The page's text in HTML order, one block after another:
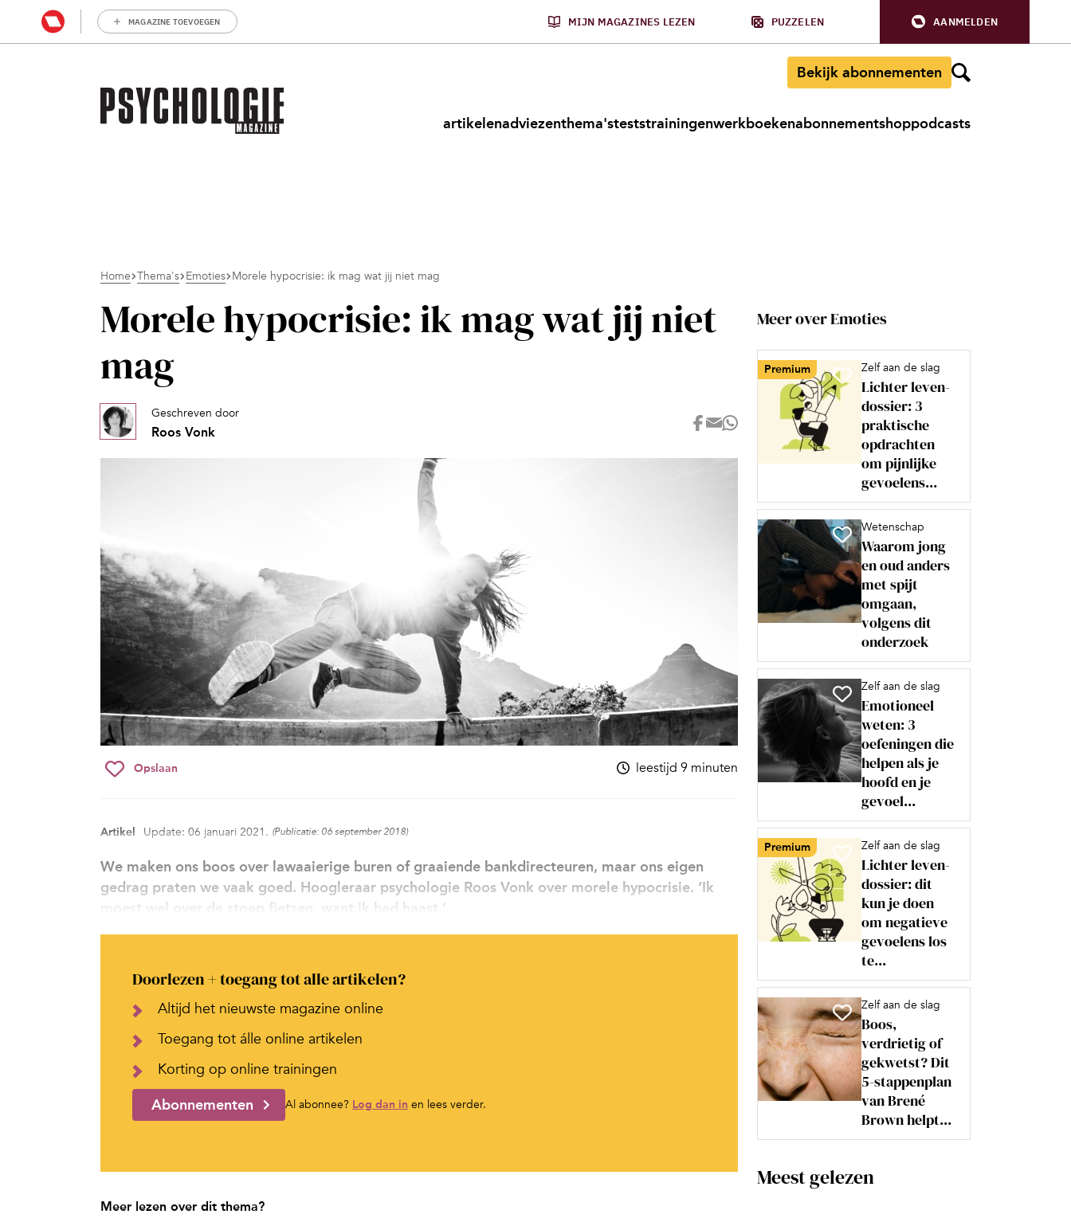
MAGAZINE TOEVOEGEN MIJN MAGAZINES LEZEN PUZZELEN AANMELDEN
Bekijk abonnementen
artikelenadviezenthema'steststrainingenwerkboekenabonnementshoppodcasts
Home Thema's Emoties Morele hypocrisie: ik mag wat jij niet mag
Morele hypocrisie: ik mag wat jij niet
mag
Geschreven door
Roos Vonk
Opslaan leestijd 9 minuten
Artikel Update: 06 januari 2021. (Publicatie: 06 september 2018)
We maken ons boos over lawaaierige buren of graaiende bankdirecteuren, maar ons eigen
gedrag praten we vaak goed. Hoogleraar psychologie Roos Vonk over morele hypocrisie. ‘Ik
moest wel over de stoep fietsen, want ik had haast.’
Doorlezen + toegang tot alle artikelen?
Altijd het nieuwste magazine online
Toegang tot álle online artikelen
Korting op online trainingen
Abonnementen Al abonnee? Log dan in en lees verder.
Meer lezen over dit thema?
Meer over Emoties
Premium Zelf aan de slag
Lichter leven-
dossier: 3
praktische
opdrachten
om pijnlijke
gevoelens...
Wetenschap
Waarom jong
en oud anders
met spijt
omgaan,
volgens dit
onderzoek
Zelf aan de slag
Emotioneel
weten: 3
oefeningen die
helpen als je
hoofd en je
gevoel...
Premium Zelf aan de slag
Lichter leven-
dossier: dit
kun je doen
om negatieve
gevoelens los
te...
Zelf aan de slag
Boos,
verdrietig of
gekwetst? Dit
5-stappenplan
van Brené
Brown helpt...
Meest gelezen